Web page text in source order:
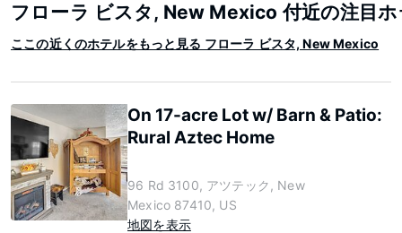
フローラ ビスタ, New Mexico 付近の注目
ここの近くのホテルをもっと見る フローラ ビスタ, New Mexico
On 17-acre Lot w/ Barn & Patio:
Rural Aztec Home
96 Rd 3100, アツテック, New
Mexico 87410, US
地図を表示